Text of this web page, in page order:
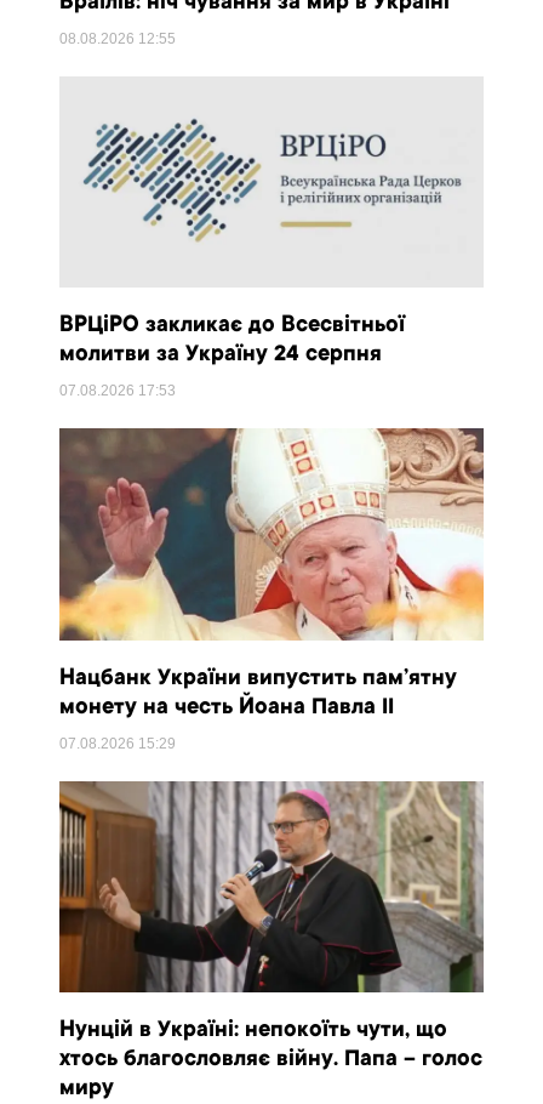
08.08.2026 12:55
ВРЦіРО закликає до Всесвітньої
молитви за Україну 24 серпня
07.08.2026 17:53
Нацбанк України випустить пам’ятну
монету на честь Йоана Павла II
07.08.2026 15:29
Нунцій в Україні: непокоїть чути, що
хтось благословляє війну. Папа – голос
миру